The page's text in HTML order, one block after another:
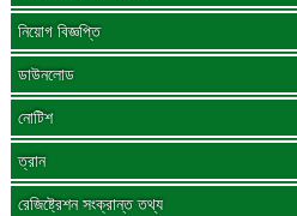
নিয়োগ বিজ্ঞপ্তি
ডাউনলোড
নোটিশ
ত্রান
রেজিষ্ট্রেশন সংক্রান্ত তথ্য